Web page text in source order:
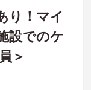
り！マイ
設でのケ
＞